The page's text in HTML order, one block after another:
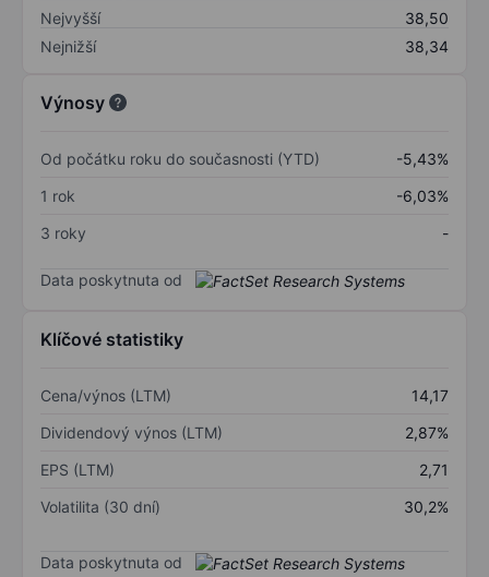
Nejvyšší
38,50
Nejnižší
38,34
Výnosy
Od počátku roku do současnosti (YTD)
-5,43%
1 rok
-6,03%
3 roky
-
Data poskytnuta od
Klíčové statistiky
Cena/výnos (LTM)
14,17
Dividendový výnos (LTM)
2,87%
EPS (LTM)
2,71
Volatilita (30 dní)
30,2%
Data poskytnuta od